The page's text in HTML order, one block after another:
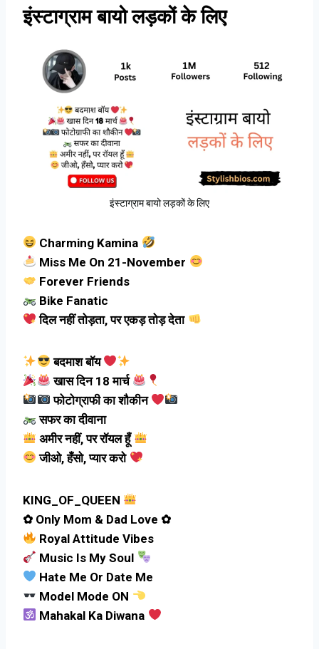
इंस्टाग्राम बायो लड़कों के लिए
इंस्टाग्राम बायो लड़कों के लिए
Charming Kamina
Miss Me On 21-November
Forever Friends
Bike Fanatic
दिल नहीं तोड़ता, पर एकड़ तोड़ देता
बदमाश बॉय
खास दिन 18 मार्च
फोटोग्राफी का शौकीन
सफर का दीवाना
अमीर नहीं, पर रॉयल हूँ
जीओ, हँसो, प्यार करो
KING_OF_QUEEN
✿ Only Mom & Dad Love ✿
Royal Attitude Vibes
Music Is My Soul
Hate Me Or Date Me
Model Mode ON
Mahakal Ka Diwana